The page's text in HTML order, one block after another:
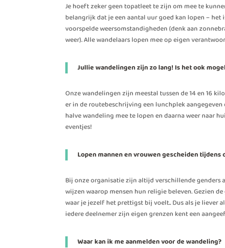
Je hoeft zeker geen topatleet te zijn om mee te
belangrijk dat je een aantal uur goed kan lopen – het
voorspelde weersomstandigheden (denk aan
weer). Alle wandelaars lopen mee op eigen
Jullie wandelingen zijn zo lang! Is het ook
Onze wandelingen zijn meestal tussen de 14 en 16
er in de routebeschrijving een lunchplek
halve wandeling mee te lopen en daarna weer naar
eventjes!
Lopen mannen en vrouwen gescheiden tijdens
Bij onze organisatie zijn altijd verschillende genders
wijzen waarop mensen hun religie beleven. Gezien
waar je jezelf het prettigst bij voelt.. Dus als je liever
iedere deelnemer zijn eigen grenzen kent een
Waar kan ik me aanmelden voor de wandeling?